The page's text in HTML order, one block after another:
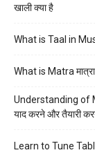
खाली क्या है
What is Taal in
What is Matra मात्रा
Understanding of
याद करने और तैयारी
Learn to Tune